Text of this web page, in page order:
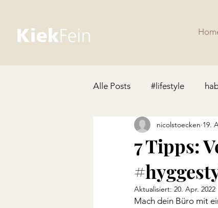
Alle Posts #lifestyle
7 Tipps:
nicolstoecken 19.
Aktualisiert: 20. Apr. 2022
Mach dein Büro mit